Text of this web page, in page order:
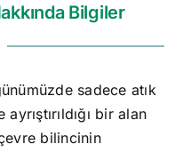
Bilgiler
sadece atık
bir alan
bilincinin